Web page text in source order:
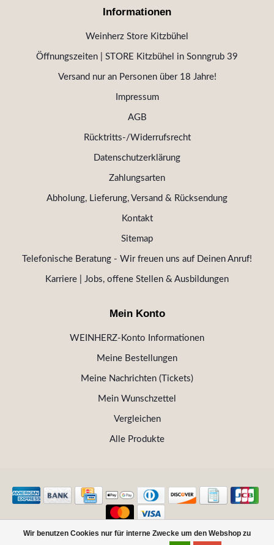
Wir benutzen Cookies nur für interne Zwecke um den Webshop zu
Informationen
Weinherz Store Kitzbühel
Öffnungszeiten | STORE Kitzbühel in Sonngrub 39
Versand nur an Personen über 18 Jahre!
Impressum
AGB
Rücktritts-/Widerrufsrecht
Datenschutzerklärung
Zahlungsarten
Abholung, Lieferung, Versand & Rücksendung
Kontakt
Sitemap
Telefonische Beratung - Wir freuen uns auf Deinen Anruf!
Karriere | Jobs, offene Stellen & Ausbildungen
Mein Konto
WEINHERZ-Konto Informationen
Meine Bestellungen
Meine Nachrichten (Tickets)
Mein Wunschzettel
Vergleichen
Alle Produkte
© Copyright 2026 WEINHERZ Kitzbühel - Die VINOTHEK in